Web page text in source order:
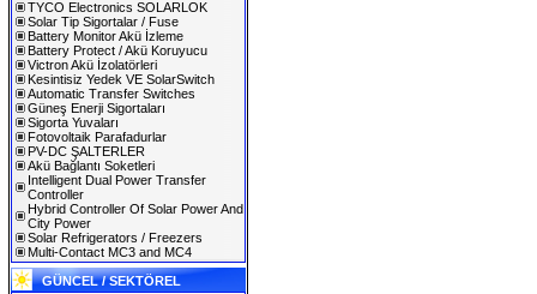
TYCO Electronics SOLARLOK
Solar Tip Sigortalar / Fuse
Battery Monitor Akü İzleme
Battery Protect / Akü Koruyucu
Victron Akü İzolatörleri
Kesintisiz Yedek VE SolarSwitch
Automatic Transfer Switches
Güneş Enerji Sigortaları
Sigorta Yuvaları
Fotovoltaik Parafadurlar
PV-DC ŞALTERLER
Akü Bağlantı Soketleri
Intelligent Dual Power Transfer
Controller
Hybrid Controller Of Solar Power And
City Power
Solar Refrigerators / Freezers
Multi-Contact MC3 and MC4
GÜNCEL / SEKTÖREL